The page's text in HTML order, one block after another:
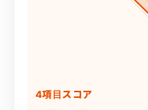
4項目スコア